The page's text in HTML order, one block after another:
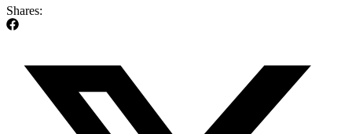
Shares: